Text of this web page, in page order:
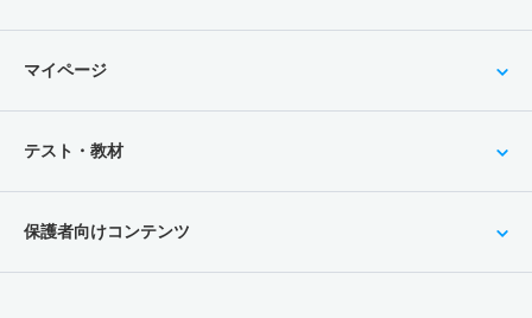
マイページ
テスト・教材
保護者向けコンテンツ